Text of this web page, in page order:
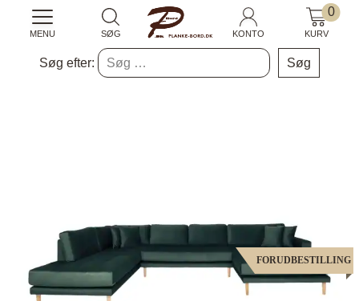
Søg efter:
MENU SØG KONTO
0
KURV
FORUDBESTILLING